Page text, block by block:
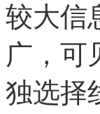
较大信
广，可
独选择